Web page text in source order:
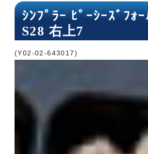
トップページ
ネット販売ページ
歯科関連機器
ｼﾝﾌﾟﾗｰ ﾋﾟｰｼｰｽﾞﾌｫ
S28 右上7
(Y02-02-643017)